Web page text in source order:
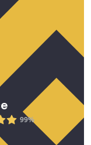
99%